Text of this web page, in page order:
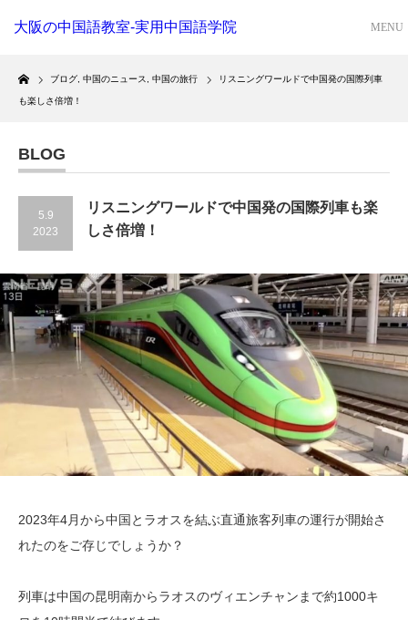
大阪の中国語教室-実用中国語学院
Home
ブログ 中国のニュース 中国の旅行 リスニングワールドで中国発の国際列車
も楽しさ倍増！
BLOG
5.9
2023
リスニングワールドで中国発の国際列車も楽
しさ倍増！
2023年4月から中国とラオスを結ぶ直通旅客列車の運行が開始さ
れたのをご存じでしょうか？
列車は中国の昆明南からラオスのヴィエンチャンまで約1000キ